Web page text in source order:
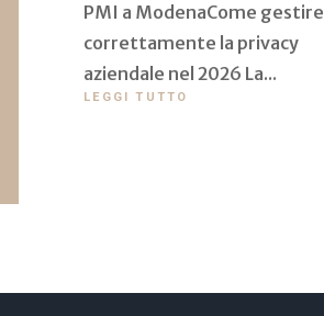
PMI a ModenaCome gestire
correttamente la privacy
aziendale nel 2026 La...
LEGGI TUTTO